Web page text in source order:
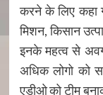
करने के लिए कहा
मिशन, किसान
इनके महत्व से
अधिक लोगो को
एडीओ को टीम